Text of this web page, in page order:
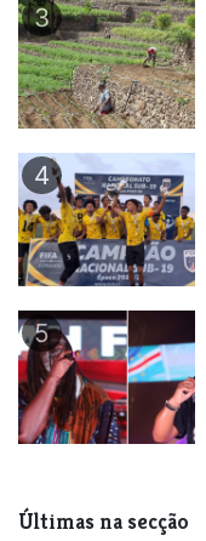
3
4
5
Últimas na secção